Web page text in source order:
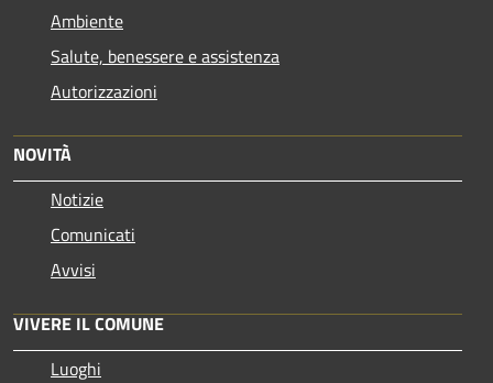
Ambiente
Salute, benessere e assistenza
Autorizzazioni
NOVITÀ
Notizie
Comunicati
Avvisi
VIVERE IL COMUNE
Luoghi